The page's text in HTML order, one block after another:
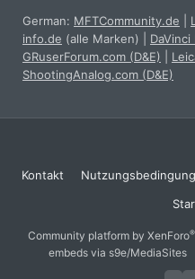
German: MFTCommunity.de
info.de (alle Marken)
GRuserForum.com (D&E)
ShootingAnalog.com (D&E)
Kontakt
Community platform by XenForo®
embeds via s9e/MediaSites